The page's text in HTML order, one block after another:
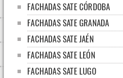
FACHADAS SATE CÓRDOBA
FACHADAS SATE GRANADA
FACHADAS SATE JAÉN
FACHADAS SATE LEÓN
FACHADAS SATE LUGO